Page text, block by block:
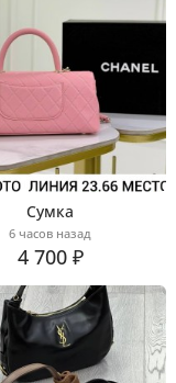
Сумка
6 часов назад
4 700 ₽